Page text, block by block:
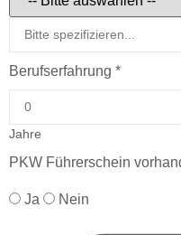
Berufserfahrung *
Jahre
PKW Führerschein
Ja Nein